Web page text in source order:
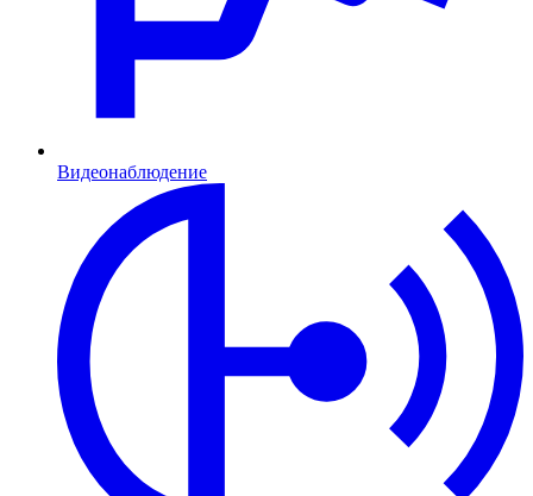
Видеонаблюдение